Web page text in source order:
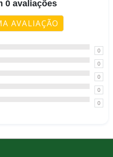
0 avaliações
AVALIAÇÃO
0
0
0
0
0